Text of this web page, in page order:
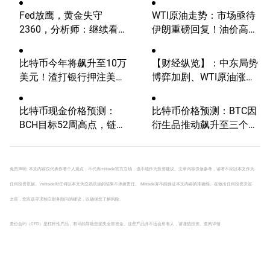
Fed放鹰，黄金失守
2360，分析师：继续看
WTI原油走势：市场亟待
伊朗重磅回复！油价高波
比特币今年将飙升至10万
美元！渣打银行押注美国
【财经纵览】：中东局势
博弈加剧、WTI原油涨超
率、美元反弹，道指终结
五连涨！
比特币现金价格预测：
BCH目标52周高点，链上
比特币价格预测：BTC因
衍生品推动飙升至三个月
免责声明: 本文内容仅代表作者个人观点，不代表mitrade官方立场，也不能作为投资建议。文章内容仅做参考，读者不应以本文作为
任何投资依据。 mitrade对任何以本文为交易依据的结果不承担责任。 Mitrade亦不能保证本文内容的准确性。在做出任何投资决定
之前，您应该寻求独立财务顾问的建议，以确保您了解风险。
差价合约（CFD）是杠杆性产品，有可能导致您损失全部资金。这些产品并不适合所有人，请谨慎投资。 查阅详情